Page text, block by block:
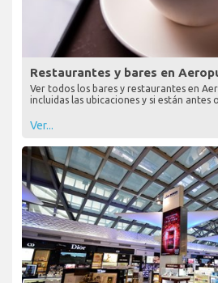
Restaurantes y bares en
Ver todos los bares y restaurantes en
incluidas las ubicaciones y si están antes
Ver...